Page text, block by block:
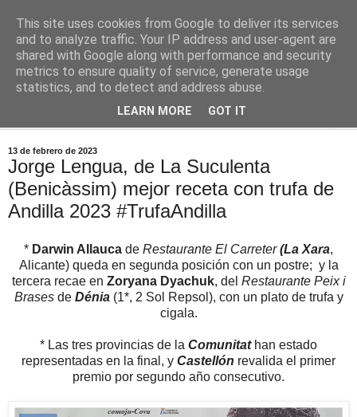
Comoju
La Cocina del Día a Día y el día a día de la Gastronomía
13 de febrero de 2023
Jorge Lengua, de La Suculenta
(Benicàssim) mejor receta con trufa de
Andilla 2023 #TrufaAndilla
* Darwin Allauca de Restaurante El Carreter(La Xara,
Alicante) queda en segunda posición con un postre; y la
tercera recae en Zoryana Dyachuk, del Restaurante Peix i
Brasesde Dénia(1*, 2 Sol Repsol), con un plato de trufa y
cigala.
* Las tres provincias de la Comunitat han estado
representadas en la final, y Castellón revalida el primer
premio por segundo año consecutivo.
This site uses cookies from Google to deliver its services
and to analyze traffic. Your IP address and user-agent are
shared with Google along with performance and security
metrics to ensure quality of service, generate usage
statistics, and to detect and address abuse.
LEARN MORE GOT IT